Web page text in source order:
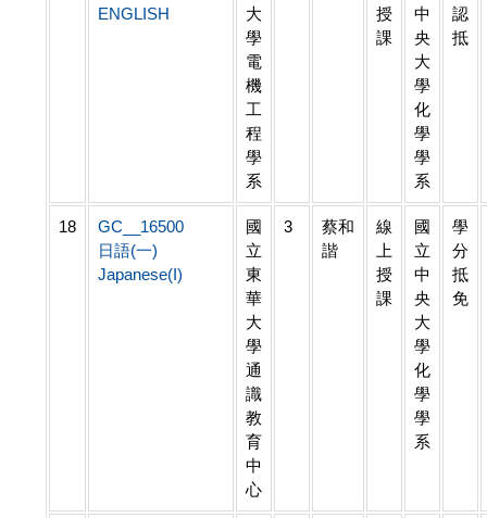
ENGLISH
大
學
電
機
工
程
學
系
授
課
中
央
大
學
化
學
學
系
認
抵
18
GC__16500
日語(一)
Japanese(I)
國
立
東
華
大
學
通
識
教
育
中
心
3
蔡和
諧
線
上
授
課
國
立
中
央
大
學
化
學
學
系
學
分
抵
免